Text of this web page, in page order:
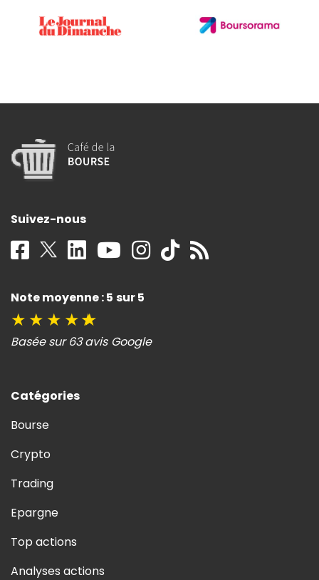
Suivez-nous
Note moyenne : 5 sur 5
★ ★ ★ ★★
Basée sur 63 avis Google
Catégories
Bourse
Crypto
Trading
Epargne
Top actions
Analyses actions